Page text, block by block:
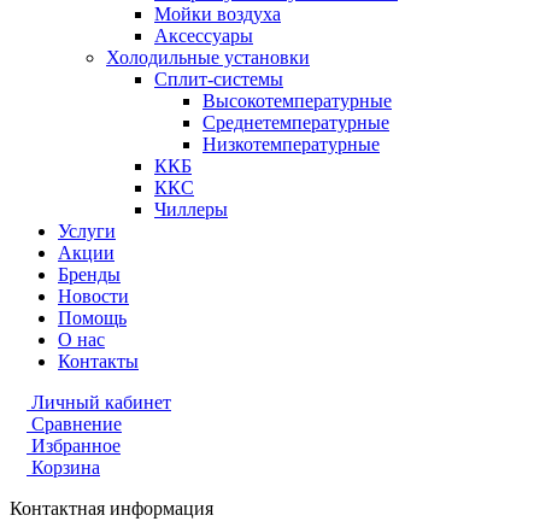
Мойки воздуха
Аксессуары
Холодильные установки
Сплит-системы
Высокотемпературные
Среднетемпературные
Низкотемпературные
ККБ
ККС
Чиллеры
Услуги
Акции
Бренды
Новости
Помощь
О нас
Контакты
Личный кабинет
Сравнение
Избранное
Корзина
Контактная информация